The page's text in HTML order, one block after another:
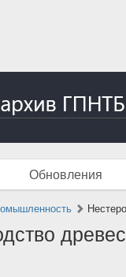
Обновления